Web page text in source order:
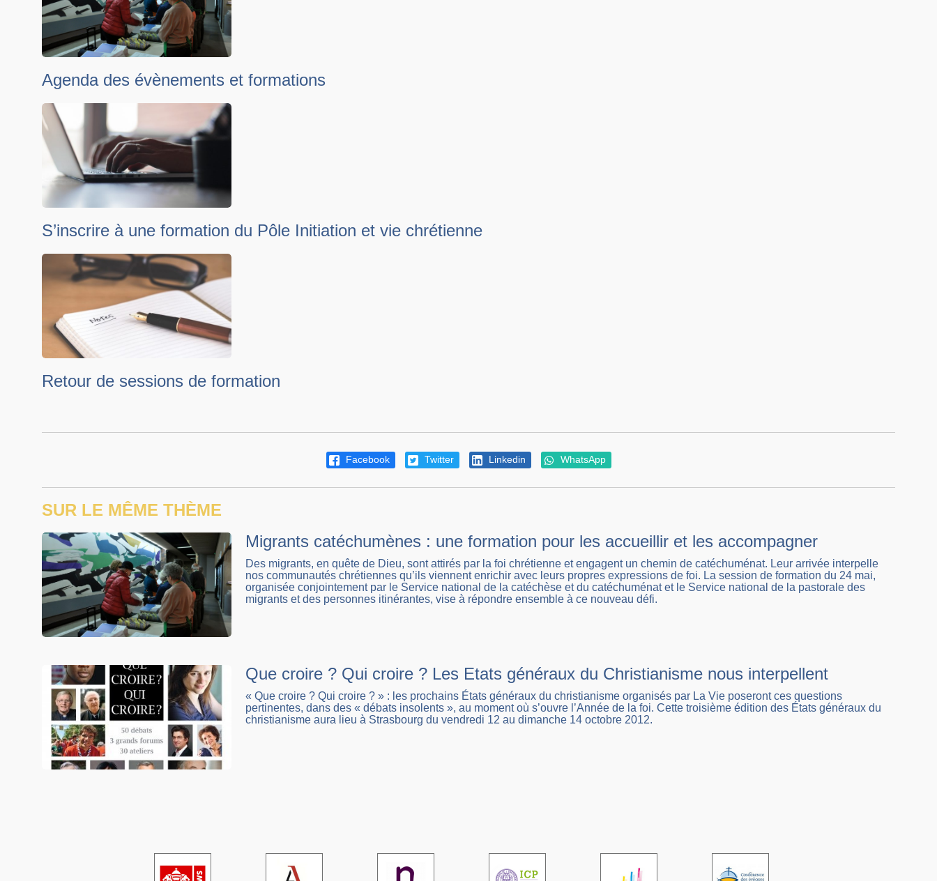
Agenda des évènements et formations
S’inscrire à une formation du Pôle Initiation et vie chrétienne
Retour de sessions de formation
Facebook Twitter Linkedin WhatsApp
SUR LE MÊME THÈME
Migrants catéchumènes : une formation pour les accueillir et les accompagner
Des migrants, en quête de Dieu, sont attirés par la foi chrétienne et engagent un chemin de catéchuménat. Leur arrivée interpelle
nos communautés chrétiennes qu’ils viennent enrichir avec leurs propres expressions de foi. La session de formation du 24 mai,
organisée conjointement par le Service national de la catéchèse et du catéchuménat et le Service national de la pastorale des
migrants et des personnes itinérantes, vise à répondre ensemble à ce nouveau défi.
Que croire ? Qui croire ? Les Etats généraux du Christianisme nous interpellent
« Que croire ? Qui croire ? » : les prochains États généraux du christianisme organisés par La Vie poseront ces questions
pertinentes, dans des « débats insolents », au moment où s’ouvre l’Année de la foi. Cette troisième édition des États généraux du
christianisme aura lieu à Strasbourg du vendredi 12 au dimanche 14 octobre 2012.